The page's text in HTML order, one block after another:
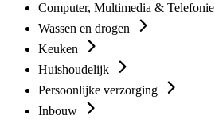
Computer, Multimedia & Telefonie
Wassen en drogen
Keuken
Huishoudelijk
Persoonlijke verzorging
Inbouw